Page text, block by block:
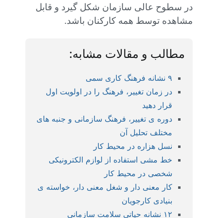
در سطوح عالی سازمان شکل گیرد و قابل
مشاهده توسط همه کارکنان باشد.
مطالب و مقالات مشابه:
۹ نشانه فرهنگ کاری سمی
در زمان تغییر، فرهنگ را در اولویت اول
قرار دهید
دوره ی تغییر، فرهنگ سازمانی و جنبه های
مختلف تحلیل آن
نسل هزاره در محیط کار
خط مشی استفاده از لوازم الکترونیکی
شخصی در محیط کار
کار معنی دار و شغل معنی دار، خواسته ی
بنیادی کارجویان
۱۲ نشانه حیاتی سلامت سازمانی